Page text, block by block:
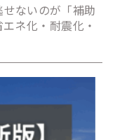
ないのが「補助
ネ化・耐震化・